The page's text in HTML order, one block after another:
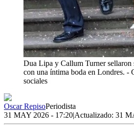
Dua Lipa y Callum Turner sellaron
con una íntima boda en Londres. -
sociales
Oscar RepisoPeriodista
31 MAY 2026 - 17:20|Actualizado: 31